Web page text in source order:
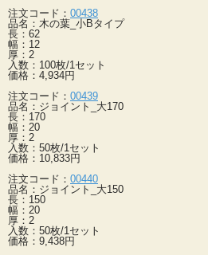
注文コード： 00438
品名：木の葉_小Bタイプ
長：62
幅：12
厚：2
入数：100枚/1セット
価格：4,934円
注文コード： 00439
品名：ジョイント_大170
長：170
幅：20
厚：2
入数：50枚/1セット
価格：10,833円
注文コード： 00440
品名：ジョイント_大150
長：150
幅：20
厚：2
入数：50枚/1セット
価格：9,438円